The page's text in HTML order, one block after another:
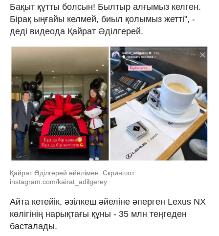
Бақыт құтты болсын! Былтыр алғымыз келген.
Бірақ ыңғайы келмей, биыл қолымыз жетті", -
деді видеода Қайрат Әділгерей.
Қайрат Әділгерей әйелімен. Скриншот:
instagram.com/kairat_adilgerey
Айта кетейік, әзілкеш әйеліне әперген Lexus NХ
көлігінің нарықтағы құны - 35 млн теңгеден
басталады.